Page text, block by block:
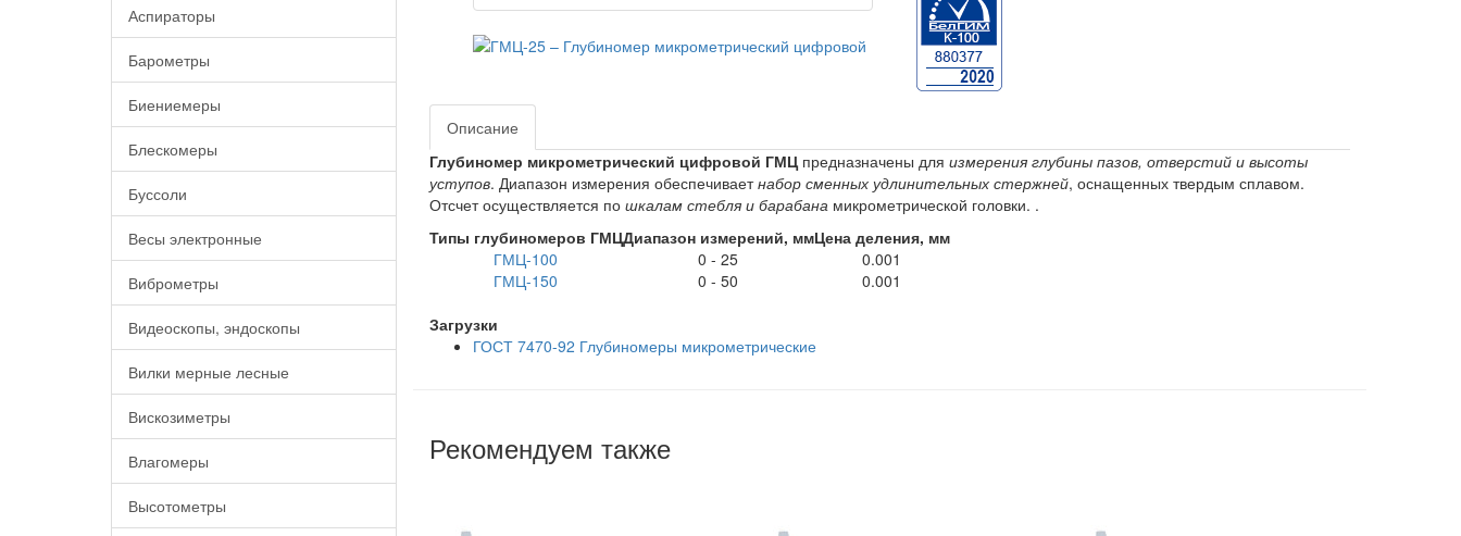
Аспираторы
Барометры
Биениемеры
Блескомеры
Буссоли
Весы электронные
Виброметры
Видеоскопы, эндоскопы
Вилки мерные лесные
Вискозиметры
Влагомеры
Высотометры
Описание
Глубиномер микрометрический цифровой ГМЦпредназначены для измерения глубины пазов, отверстий и высоты
уступов. Диапазон измерения обеспечиваетнабор сменных удлинительных стержней, оснащенных твердым сплавом.
Отсчет осуществляется по шкалам стебля и барабанамикрометрической головки. .
Типы глубиномеров ГМЦДиапазон измерений, ммЦена деления, мм
ГМЦ-100
0 - 25
0.001
ГМЦ-150
0 - 50
0.001
Загрузки
ГОСТ 7470-92 Глубиномеры микрометрические
Рекомендуем также